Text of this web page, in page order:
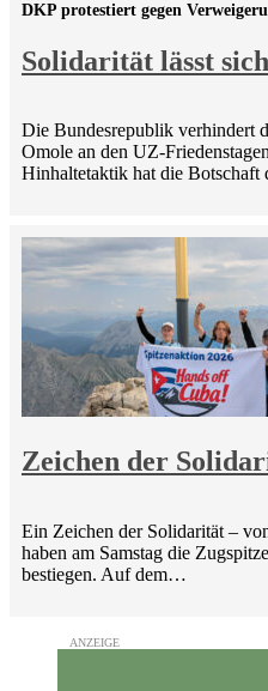
Solidarität lässt
DKP protestiert gegen
Die Bundesrepublik verhindert
Omole an den UZ-
Hinhaltetaktik hat die
Zeichen der
Ein Zeichen der Solidarität –
haben am Samstag die
bestiegen. Auf dem…